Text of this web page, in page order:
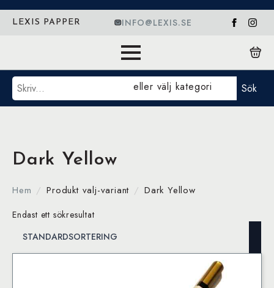
LEXIS PAPPER INFO@LEXIS.SE
Sök eller välj kategori Sök
Dark Yellow
Hem Produkt valj-variant Dark Yellow
Endast ett sökresultat